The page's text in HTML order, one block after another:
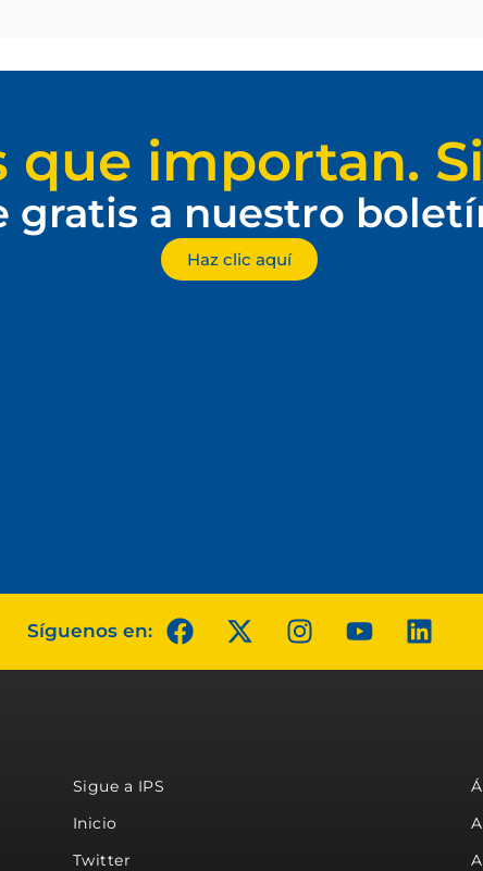
que importan.
gratis a nuestro
Haz clic aquí
Síguenos en:
Sigue a IPS
Inicio
Twitter